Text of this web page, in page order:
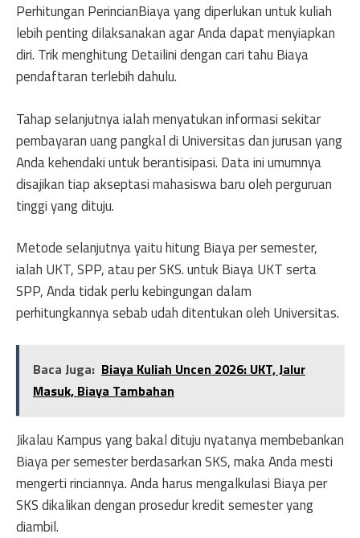
Perhitungan PerincianBiaya yang diperlukan untuk kuliah
lebih penting dilaksanakan agar Anda dapat menyiapkan
diri. Trik menghitung Detailini dengan cari tahu Biaya
pendaftaran terlebih dahulu.
Tahap selanjutnya ialah menyatukan informasi sekitar
pembayaran uang pangkal di Universitas dan jurusan yang
Anda kehendaki untuk berantisipasi. Data ini umumnya
disajikan tiap akseptasi mahasiswa baru oleh perguruan
tinggi yang dituju.
Metode selanjutnya yaitu hitung Biaya per semester,
ialah UKT, SPP, atau per SKS. untuk Biaya UKT serta
SPP, Anda tidak perlu kebingungan dalam
perhitungkannya sebab udah ditentukan oleh Universitas.
Baca Juga: Biaya Kuliah Uncen 2026: UKT, Jalur
Masuk, Biaya Tambahan
Jikalau Kampus yang bakal dituju nyatanya membebankan
Biaya per semester berdasarkan SKS, maka Anda mesti
mengerti rinciannya. Anda harus mengalkulasi Biaya per
SKS dikalikan dengan prosedur kredit semester yang
diambil.